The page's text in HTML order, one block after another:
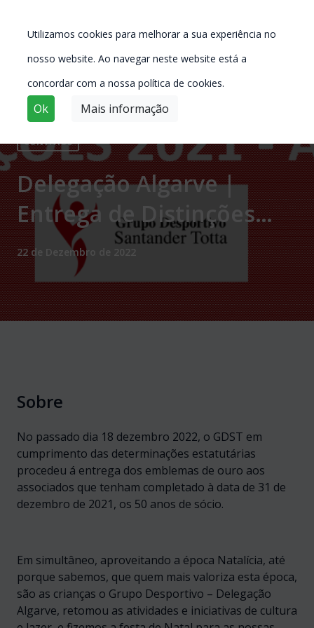
Utilizamos cookies para melhorar a sua experiência no
nosso website. Ao navegar neste website está a
concordar com a nossa política de cookies.
Ok Mais informação
CONVÍVIOS
Delegação Algarve |
Entrega de Distinções
2021
22 de Dezembro de 2022
Sobre
No passado dia 18 dezembro 2022, o GDST em
cumprimento das determinações estatutárias
procedeu á entrega dos emblemas de ouro aos
associados que tenham completado à data de 31 de
dezembro de 2021, os 50 anos de sócio.
Em simultâneo, aproveitando a época Natalícia, até
porque sabemos, que quem mais valoriza esta época,
são as crianças o Grupo Desportivo – Delegação
Algarve, retomou as atividades e iniciativas de cultura